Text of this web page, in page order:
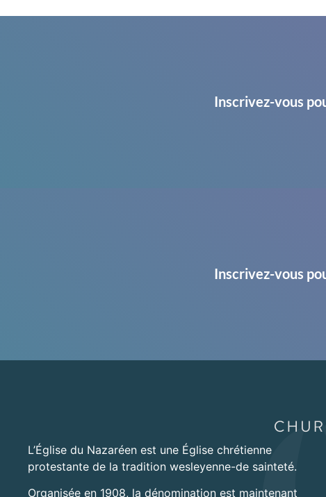
Inscrivez-vous
Inscrivez-vous
L’Église du Nazaréen est une Église chrétienne
protestante de la tradition wesleyenne-de sainteté.
Organisée en 1908, la dénomination est maintenant